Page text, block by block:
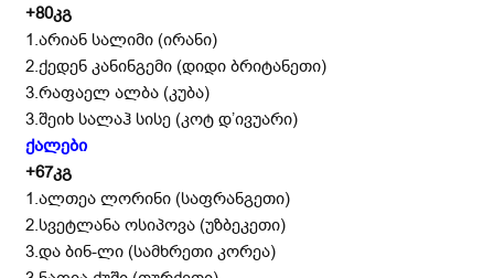
+80კგ
1.არიან სალიმი (ირანი)
2.ქედენ კანინგემი (დიდი ბრიტანეთი)
3.რაფაელ ალბა (კუბა)
3.შეიხ სალაჰ სისე (კოტ დ’ივუარი)
ქალები
+67კგ
1.ალთეა ლორინი (საფრანგეთი)
2.სვეტლანა ოსიპოვა (უზბეკეთი)
3.და ბინ-ლი (სამხრეთი კორეა)